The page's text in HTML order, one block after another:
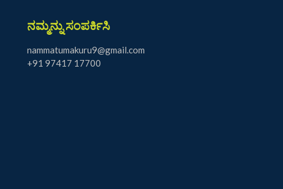
ನಮ್ಮನ್ನು ಸಂಪರ್ಕಿಸಿ
nammatumakuru9@gmail.com
+91 97417 17700